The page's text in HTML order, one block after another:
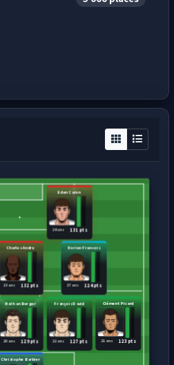
Christophe Barbier
Nathan Berger
129 pts
20 ans
François David
127 pts
22 ans
Clément Picard
123 pts
21 ans
Charles Andre
132 pts
23 ans
Dorian Francois
124 pts
27 ans
Eden Caron
131 pts
26 ans